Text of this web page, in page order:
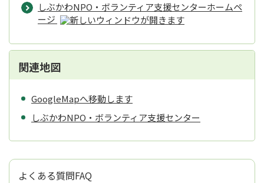
しぶかわNPO・ボランティア支援センターホームペ
ージ
関連地図
GoogleMapへ移動します
しぶかわNPO・ボランティア支援センター
よくある質問FAQ